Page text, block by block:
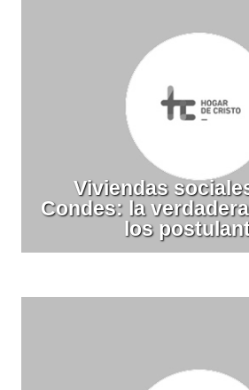
Viviendas
Condes: la
los